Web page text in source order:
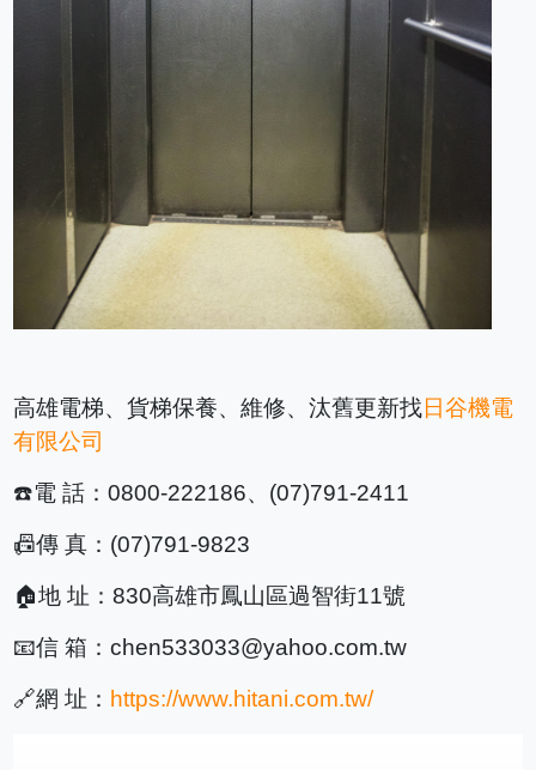
高雄電梯、貨梯保養、維修、汰舊更新找日谷機電
有限公司
☎電 話：0800-222186、 (07)791-2411
📠傳 真： (07)791-9823
🏠地 址：830高雄市鳳山區過智街11號
📧信 箱：chen533033@yahoo.com.tw
🔗網 址： https://www.hitani.com.tw/